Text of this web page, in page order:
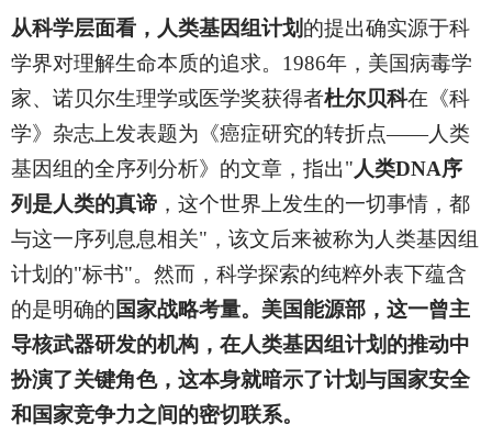
从科学层面看，人类基因组计划 的提出确实源于科
学界对理解生命本质的追求。1986年，美国病毒学
家、诺贝尔生理学或医学奖获得者杜尔贝科在《科
学》杂志上发表题为《癌症研究的转折点——人类
基因组的全序列分析》的文章，指出"人类DNA序
列是人类的真谛，这个世界上发生的一切事情，都
与这一序列息息相关"，该文后来被称为人类基因组
计划的"标书"。然而，科学探索的纯粹外表下蕴含
的是明确的国家战略考量。 美国能源部，这一曾主
导核武器研发的机构，在人类基因组计划的推动中
扮演了关键角色，这本身就暗示了计划与国家安全
和国家竞争力之间的密切联系。